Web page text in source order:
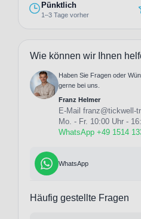
Pünktlich
1–3 Tage vorher
Wie können wir Ihnen
Haben Sie Fragen oder
gerne bei uns.
Franz Helmer
E-Mail franz@tickwell-
Mo. - Fr. 10:00 Uhr -
WhatsApp +49 1514
WhatsApp
Häufig gestellte Fragen